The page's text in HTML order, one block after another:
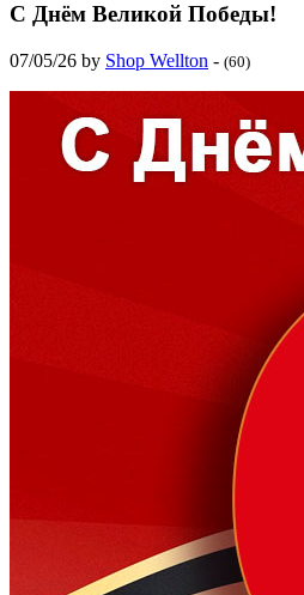
С Днём Великой Победы!
07/05/26 by Shop Wellton - (60)